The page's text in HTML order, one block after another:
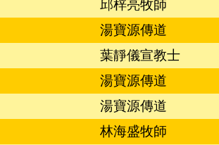
邱梓亮牧師
湯寶源傳道
葉靜儀宣教士
湯寶源傳道
湯寶源傳道
林海盛牧師